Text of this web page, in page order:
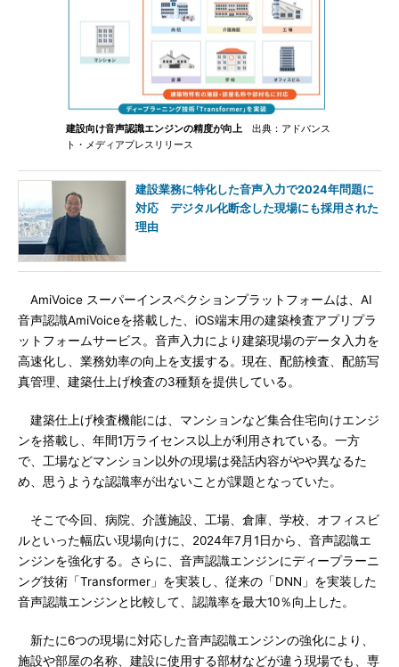
建設向け音声認識エンジンの精度が向上 出典：アドバンス
ト・メディアプレスリリース
建設業務に特化した音声入力で2024年問題に
対応 デジタル化断念した現場にも採用された
理由
AmiVoice スーパーインスペクションプラットフォームは、AI
音声認識AmiVoiceを搭載した、iOS端末用の建築検査アプリプラ
ットフォームサービス。音声入力により建築現場のデータ入力を
高速化し、業務効率の向上を支援する。現在、配筋検査、配筋写
真管理、建築仕上げ検査の3種類を提供している。
建築仕上げ検査機能には、マンションなど集合住宅向けエンジ
ンを搭載し、年間1万ライセンス以上が利用されている。一方
で、工場などマンション以外の現場は発話内容がやや異なるた
め、思うような認識率が出ないことが課題となっていた。
そこで今回、病院、介護施設、工場、倉庫、学校、オフィスビ
ルといった幅広い現場向けに、2024年7月1日から、音声認識エ
ンジンを強化する。さらに、音声認識エンジンにディープラーニ
ング技術「Transformer」を実装し、従来の「DNN」を実装した
音声認識エンジンと比較して、認識率を最大10％向上した。
新たに6つの現場に対応した音声認識エンジンの強化により、
施設や部屋の名称、建設に使用する部材などが違う現場でも、専